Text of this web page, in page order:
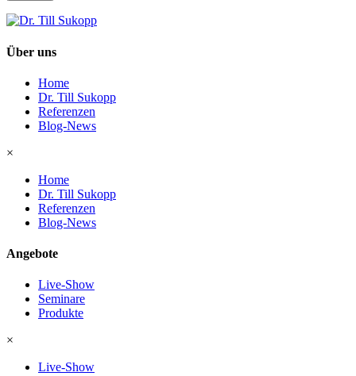
Über uns
Home
Dr. Till Sukopp
Referenzen
Blog-News
×
Home
Dr. Till Sukopp
Referenzen
Blog-News
Angebote
Live-Show
Seminare
Produkte
×
Live-Show